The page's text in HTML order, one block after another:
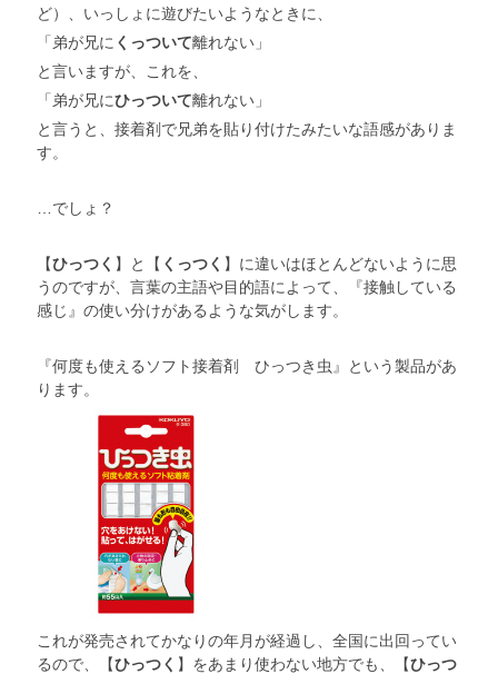
ど）、いっしょに遊びたいようなときに、
「弟が兄に くっついて離れない」
と言いますが、これを、
「弟が兄にひっついて離れない」
と言うと、接着剤で兄弟を貼り付けたみたいな語感がありま
す。
…でしょ？
【ひっつく 】と【 くっつく 】に違いはほとんどないように思
うのですが、言葉の主語や目的語によって、『接触している
感じ』の使い分けがあるような気がします。
『何度も使えるソフト接着剤 ひっつき虫』という製品があ
ります。
これが発売されてかなりの年月が経過し、全国に出回ってい
るので、【ひっつく 】をあまり使わない地方でも、【ひっつ